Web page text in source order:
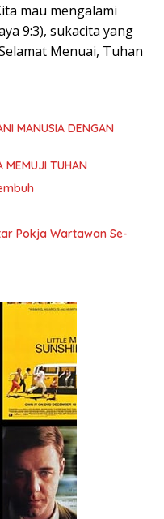
mau mengalami
9:3), sukacita yang
Menuai, Tuhan
MANUSIA DENGAN
MEMUJI TUHAN
Pokja Wartawan Se-